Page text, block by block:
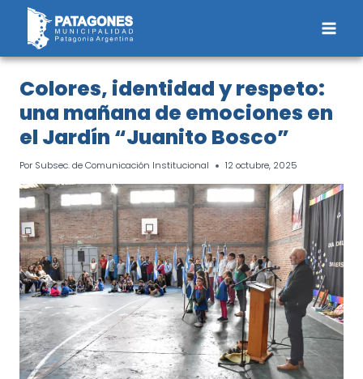
Saltar
contenido
Colores, identidad y respeto:
una mañana de emociones en
el Jardín “Juanito Bosco”
Por Subsec. de Comunicación Institucional 12 octubre, 2025